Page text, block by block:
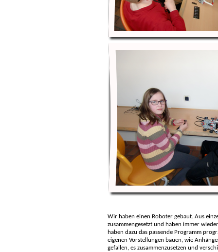
Wir haben einen Roboter gebaut. Aus
zusammengesetzt und haben immer
haben dazu das passende Programm
eigenen Vorstellungen bauen, wie
gefallen, es zusammenzusetzen und